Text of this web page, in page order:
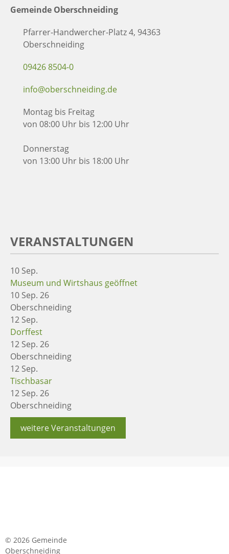
Gemeinde Oberschneiding
Pfarrer-Handwercher-Platz 4, 94363
Oberschneiding
09426 8504-0
info@oberschneiding.de
Montag bis Freitag
von 08:00 Uhr bis 12:00 Uhr
Donnerstag
von 13:00 Uhr bis 18:00 Uhr
VERANSTALTUNGEN
10 Sep.
Museum und Wirtshaus geöffnet
10 Sep. 26
Oberschneiding
12 Sep.
Dorffest
12 Sep. 26
Oberschneiding
12 Sep.
Tischbasar
12 Sep. 26
Oberschneiding
weitere Veranstaltungen
© 2026 Gemeinde
Oberschneiding